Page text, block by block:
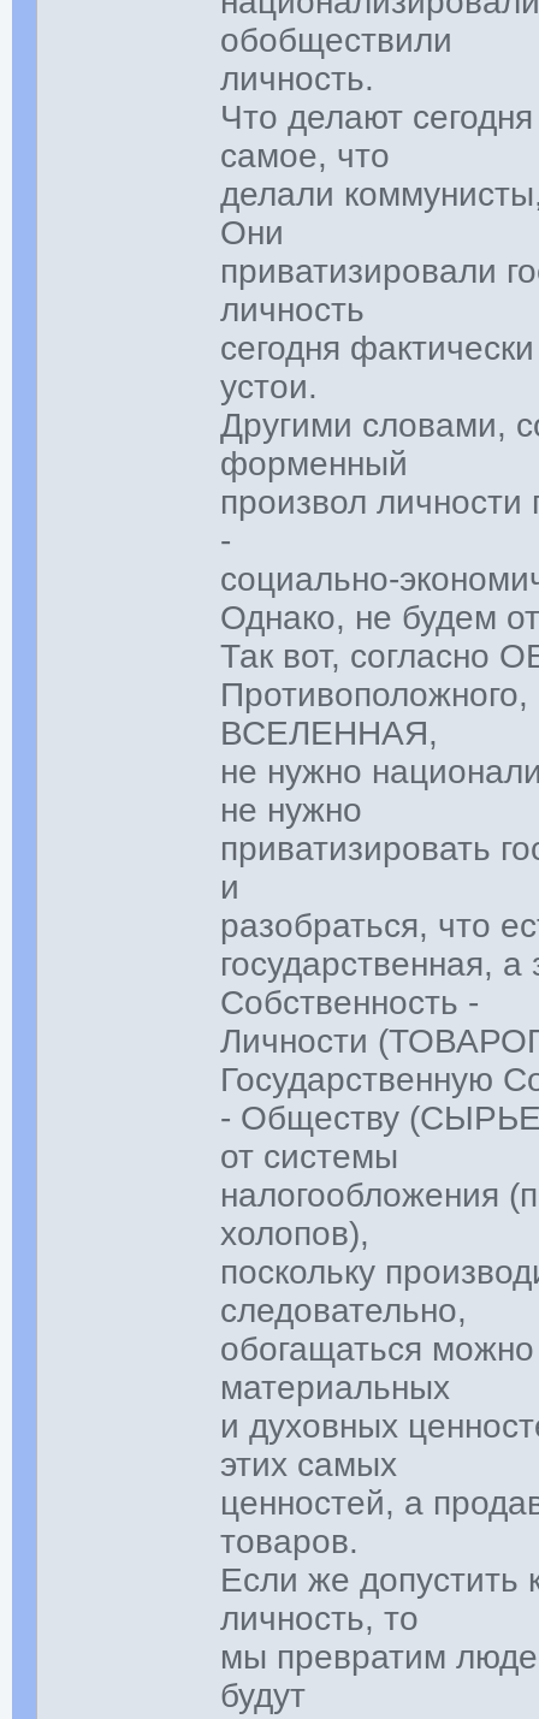
обобществили
личность.
Что делают
самое, что
делали
Они
приватизировали
личность
сегодня
устои.
Другими словами,
форменный
произвол
-
социально-
Однако, не будем
Так вот, согласно
ВСЕЛЕННАЯ,
не нужно
не нужно
приватизировать
и
разобраться, что
государственная,
Собственность -
Личности
Государственную
- Обществу
от системы
налогообложения
холопов),
поскольку
следовательно,
обогащаться можно
материальных
и духовных
этих самых
ценностей, а
товаров.
Если же допустить
личность, то
мы превратим
будут